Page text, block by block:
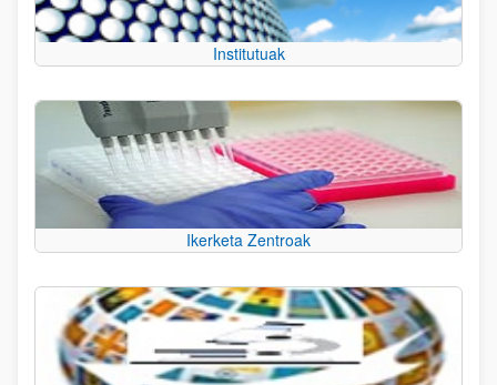
Institutuak
Ikerketa Zentroak